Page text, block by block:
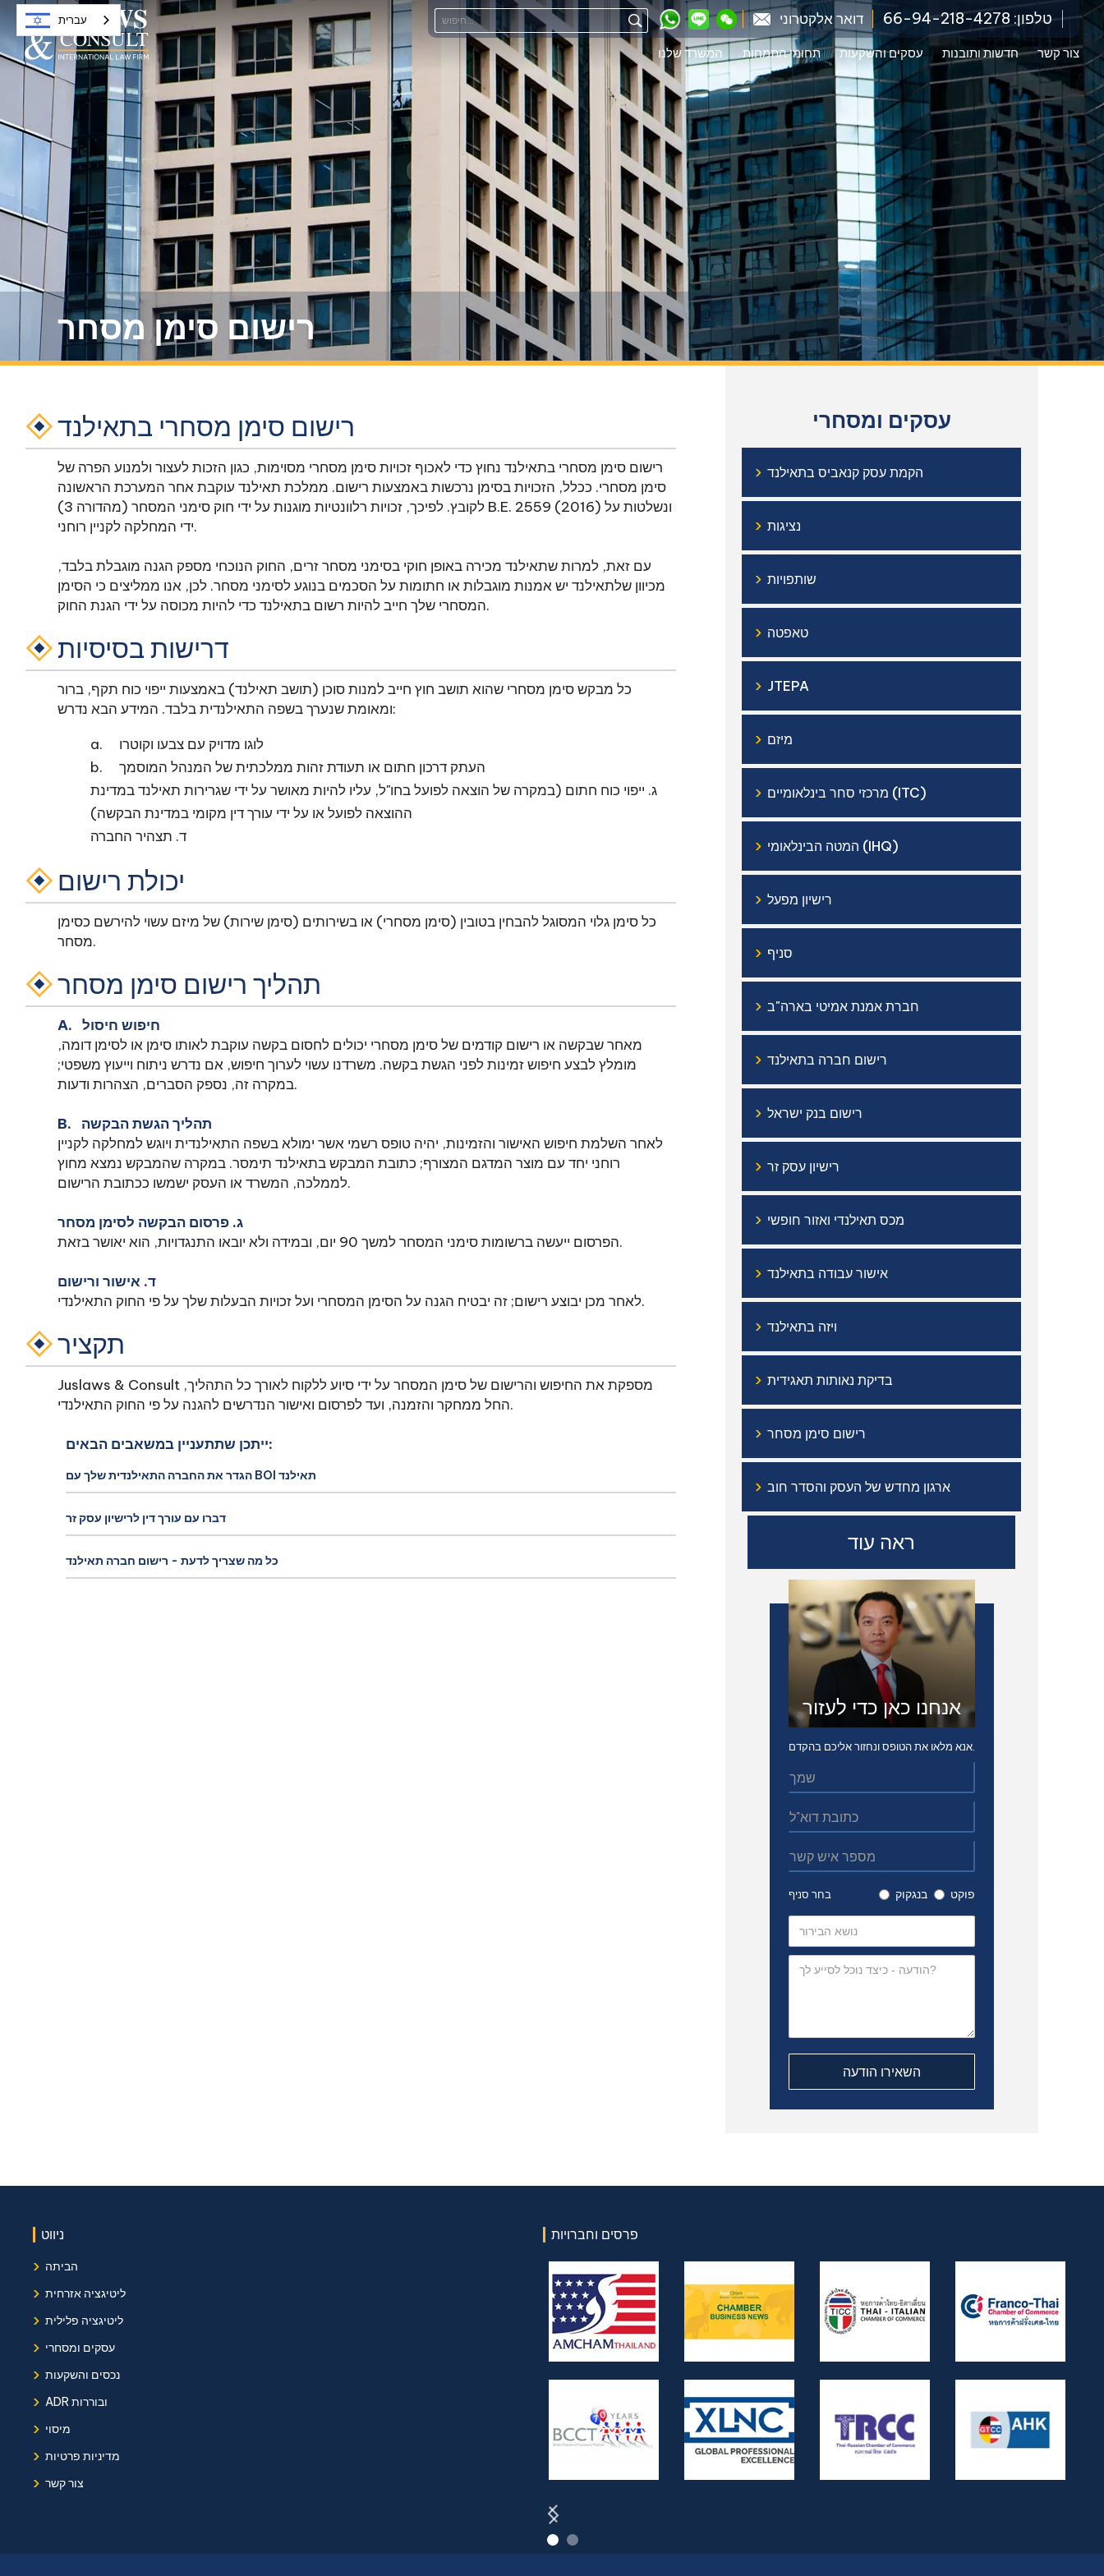
דואר אלקטרוני טלפון: 66-94-218-4278
המשרד שלנו תחומי התמחות עסקים והשקעות חדשות ותובנות צור קשר
רישום סימן מסחר
רישום סימן מסחרי בתאילנד
רישום סימן מסחרי בתאילנד נחוץ כדי לאכוף זכויות סימן מסחרי מסוימות, כגון הזכות לעצור ולמנוע הפרה של
סימן מסחרי. ככלל, הזכויות בסימן נרכשות באמצעות רישום. ממלכת תאילנד עוקבת אחר המערכת הראשונה
לקובץ. לפיכך, זכויות רלוונטיות מוגנות על ידי חוק סימני המסחר (מהדורה 3) B.E. 2559 (2016) ונשלטות על
ידי המחלקה לקניין רוחני.
עם זאת, למרות שתאילנד מכירה באופן חוקי בסימני מסחר זרים, החוק הנוכחי מספק הגנה מוגבלת בלבד,
מכיוון שלתאילנד יש אמנות מוגבלות או חתומות על הסכמים בנוגע לסימני מסחר. לכן, אנו ממליצים כי הסימן
המסחרי שלך חייב להיות רשום בתאילנד כדי להיות מכוסה על ידי הגנת החוק.
דרישות בסיסיות
כל מבקש סימן מסחרי שהוא תושב חוץ חייב למנות סוכן (תושב תאילנד) באמצעות ייפוי כוח תקף, ברור
ומאומת שנערך בשפה התאילנדית בלבד. המידע הבא נדרש:
a. לוגו מדויק עם צבעו וקוטרו
b. העתק דרכון חתום או תעודת זהות ממלכתית של המנהל המוסמך
ג. ייפוי כוח חתום (במקרה של הוצאה לפועל בחו"ל, עליו להיות מאושר על ידי שגרירות תאילנד במדינת
ההוצאה לפועל או על ידי עורך דין מקומי במדינת הבקשה)
ד. תצהיר החברה
יכולת רישום
כל סימן גלוי המסוגל להבחין בטובין (סימן מסחרי) או בשירותים (סימן שירות) של מיזם עשוי להירשם כסימן
מסחר.
תהליך רישום סימן מסחר
A. חיפוש חיסול
מאחר שבקשה או רישום קודמים של סימן מסחרי יכולים לחסום בקשה עוקבת לאותו סימן או לסימן דומה,
מומלץ לבצע חיפוש זמינות לפני הגשת בקשה. משרדנו עשוי לערוך חיפוש, אם נדרש ניתוח וייעוץ משפטי;
במקרה זה, נספק הסברים, הצהרות ודעות.
B. תהליך הגשת הבקשה
לאחר השלמת חיפוש האישור והזמינות, יהיה טופס רשמי אשר ימולא בשפה התאילנדית ויוגש למחלקה לקניין
רוחני יחד עם מוצר המדגם המצורף; כתובת המבקש בתאילנד תימסר. במקרה שהמבקש נמצא מחוץ
לממלכה, המשרד או העסק ישמשו ככתובת הרישום.
ג. פרסום הבקשה לסימן מסחר
הפרסום ייעשה ברשומות סימני המסחר למשך 90 יום, ובמידה ולא יובאו התנגדויות, הוא יאושר בזאת.
ד. אישור ורישום
לאחר מכן יבוצע רישום; זה יבטיח הגנה על הסימן המסחרי ועל זכויות הבעלות שלך על פי החוק התאילנדי.
תקציר
Juslaws & Consult מספקת את החיפוש והרישום של סימן המסחר על ידי סיוע ללקוח לאורך כל התהליך,
החל ממחקר והזמנה, ועד לפרסום ואישור הנדרשים להגנה על פי החוק התאילנדי.
ייתכן שתתעניין במשאבים הבאים:
הגדר את החברה התאילנדית שלך עם BOI תאילנד
דברו עם עורך דין לרישיון עסק זר
כל מה שצריך לדעת - רישום חברה תאילנד
עסקים ומסחרי
› הקמת עסק קנאביס בתאילנד
› נציגות
› שותפויות
› טאפטה
› JTEPA
› מיזם
› מרכזי סחר בינלאומיים (ITC)
› המטה הבינלאומי (IHQ)
› רישיון מפעל
› סניף
› חברת אמנת אמיטי בארה"ב
› רישום חברה בתאילנד
› רישום בנק ישראל
› רישיון עסק זר
› מכס תאילנדי ואזור חופשי
› אישור עבודה בתאילנד
› ויזה בתאילנד
› בדיקת נאותות תאגידית
› רישום סימן מסחר
› ארגון מחדש של העסק והסדר חוב
ראה עוד
אנחנו כאן כדי לעזור
אנא מלאו את הטופס ונחזור אליכם בהקדם.
בחר סניף בנגקוק פוקט
ניווט
› הביתה
› ליטיגציה אזרחית
› ליטיגציה פלילית
› עסקים ומסחרי
› נכסים והשקעות
› ADR ובוררות
› מיסוי
› מדיניות פרטיות
› צור קשר
פרסים וחברויות
עברית